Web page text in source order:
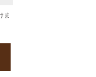
ま